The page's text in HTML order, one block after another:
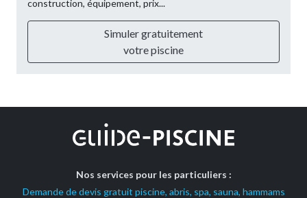
construction, équipement, prix...
Simuler gratuitement
votre piscine
Nos services pour les particuliers :
Demande de devis gratuit piscine, abris, spa, sauna, hammams